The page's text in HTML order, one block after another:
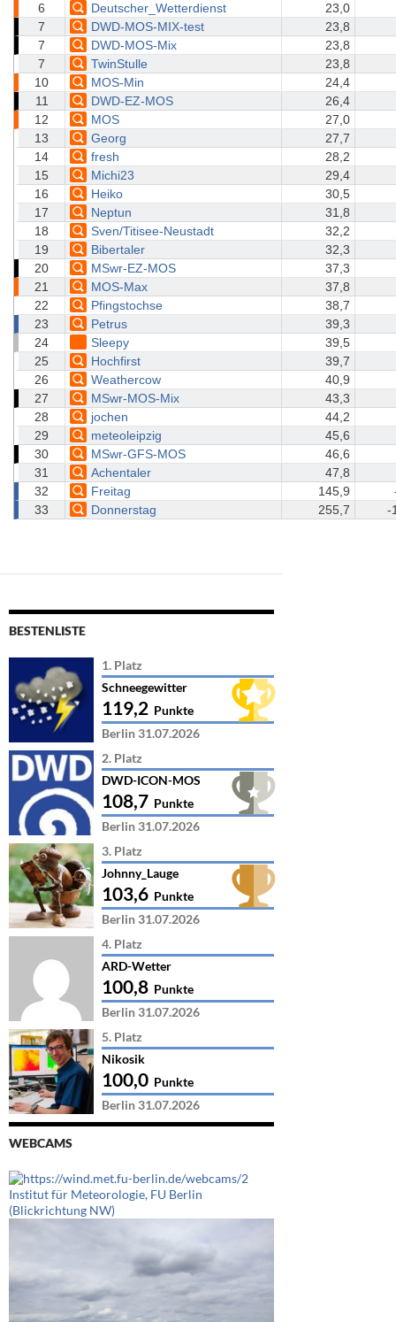
6
Deutscher_Wetterdienst
23,0
7
DWD-MOS-MIX-test
23,8
7
DWD-MOS-Mix
23,8
7
TwinStulle
23,8
10
MOS-Min
24,4
11
DWD-EZ-MOS
26,4
12
MOS
27,0
13
Georg
27,7
14
fresh
28,2
15
Michi23
29,4
16
Heiko
30,5
17
Neptun
31,8
18
Sven/Titisee-Neustadt
32,2
19
Bibertaler
32,3
20
MSwr-EZ-MOS
37,3
21
MOS-Max
37,8
22
Pfingstochse
38,7
23
Petrus
39,3
24
Sleepy
39,5
25
Hochfirst
39,7
26
Weathercow
40,9
27
MSwr-MOS-Mix
43,3
28
jochen
44,2
29
meteoleipzig
45,6
30
MSwr-GFS-MOS
46,6
31
Achentaler
47,8
32
Freitag 145,9
33
Donnerstag 255,7 -
BESTENLISTE
1. Platz
Schneegewitter
119,2 Punkte
Berlin 31.07.2026
2. Platz
DWD-ICON-MOS
108,7 Punkte
Berlin 31.07.2026
3. Platz
Johnny_Lauge
103,6 Punkte
Berlin 31.07.2026
4. Platz
ARD-Wetter
100,8 Punkte
Berlin 31.07.2026
5. Platz
Nikosik
100,0 Punkte
Berlin 31.07.2026
WEBCAMS
Institut für Meteorologie, FU Berlin
(Blickrichtung NW)